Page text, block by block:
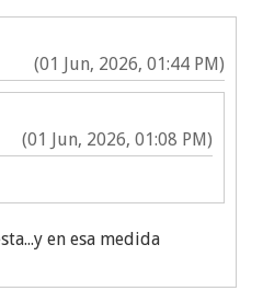
(01 Jun, 2026, 01:44 PM)
(01 Jun, 2026, 01:08 PM)
en esa medida